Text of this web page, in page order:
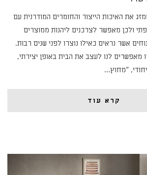
את האיכות הייצור והחומרים המודרנית עם
ולכן מאפשר לצרכנים ליהנות ממוצרים
אשר נראים כאילו נוצרו לפני שנים רבות.
מאפשרים לנו לעצב את הבית באופן יצירתי,
"מחוץ…
קרא עוד